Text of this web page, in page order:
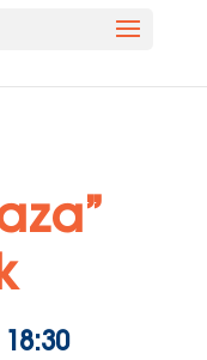
18:30